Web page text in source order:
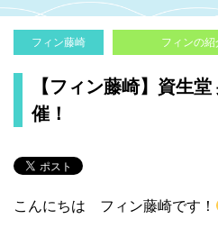
フィン藤崎 フィンの紹
【フィン藤崎】資生
催！
こんにちは フィン藤崎です！